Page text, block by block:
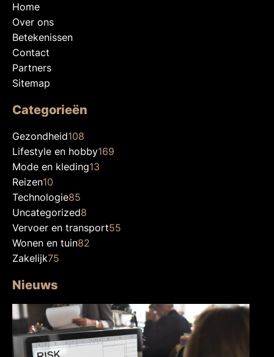
Home
Over ons
Betekenissen
Contact
Partners
Sitemap
Categorieën
Gezondheid108
Lifestyle en hobby169
Mode en kleding13
Reizen10
Technologie85
Uncategorized8
Vervoer en transport55
Wonen en tuin82
Zakelijk75
Nieuws